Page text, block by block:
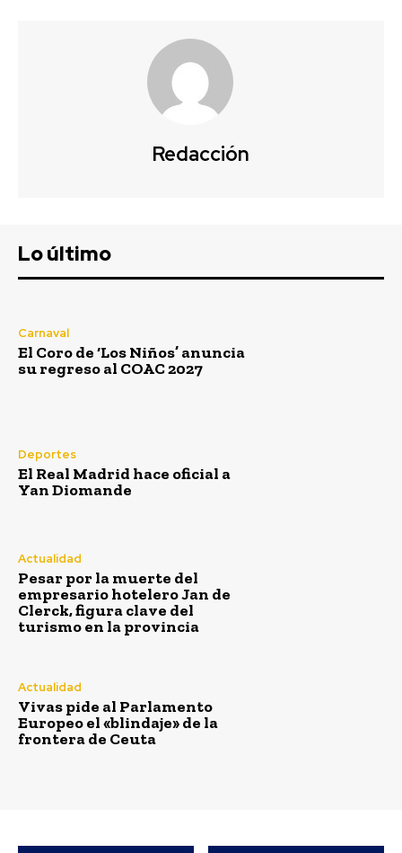
Redacción
Lo último
Carnaval
El Coro de ‘Los Niños’ anuncia
su regreso al COAC 2027
Deportes
El Real Madrid hace oficial a
Yan Diomande
Actualidad
Pesar por la muerte del
empresario hotelero Jan de
Clerck, figura clave del
turismo en la provincia
Actualidad
Vivas pide al Parlamento
Europeo el «blindaje» de la
frontera de Ceuta